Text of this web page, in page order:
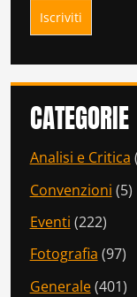
CATEGORIE
Analisi e Critica
Convenzioni (5)
Eventi (222)
Fotografia (97)
Generale(401)